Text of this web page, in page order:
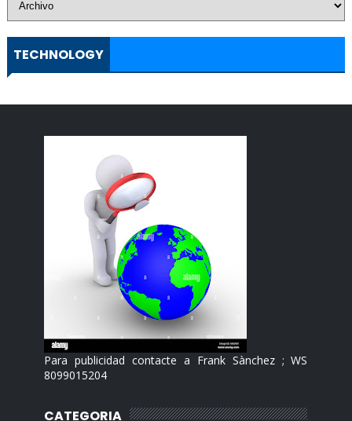
TECHNOLOGY
Para publicidad contacte a Frank Sànchez ; WS
8099015204
CATEGORIA